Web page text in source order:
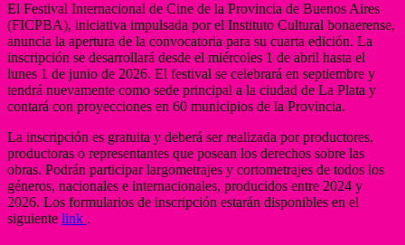
El Festival Internacional de Cine de la Provincia de Buenos Aires
(FICPBA), iniciativa impulsada por el Instituto Cultural bonaerense,
anuncia la apertura de la convocatoria para su cuarta edición. La
inscripción se desarrollará desde el miércoles 1 de abril hasta el
lunes 1 de junio de 2026. El festival se celebrará en septiembre y
tendrá nuevamente como sede principal a la ciudad de La Plata y
contará con proyecciones en 60 municipios de la Provincia.
La inscripción es gratuita y deberá ser realizada por productores,
productoras o representantes que posean los derechos sobre las
obras. Podrán participar largometrajes y cortometrajes de todos los
géneros, nacionales e internacionales, producidos entre 2024 y
2026. Los formularios de inscripción estarán disponibles en el
siguiente link .